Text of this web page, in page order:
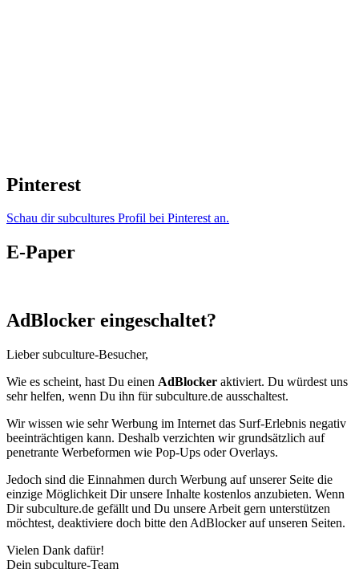
Pinterest
Schau dir subcultures Profil bei Pinterest an.
E-Paper
AdBlocker eingeschaltet?
Lieber subculture-Besucher,
Wie es scheint, hast Du einen AdBlocker aktiviert. Du würdest uns
sehr helfen, wenn Du ihn für subculture.de ausschaltest.
Wir wissen wie sehr Werbung im Internet das Surf-Erlebnis negativ
beeinträchtigen kann. Deshalb verzichten wir grundsätzlich auf
penetrante Werbeformen wie Pop-Ups oder Overlays.
Jedoch sind die Einnahmen durch Werbung auf unserer Seite die
einzige Möglichkeit Dir unsere Inhalte kostenlos anzubieten. Wenn
Dir subculture.de gefällt und Du unsere Arbeit gern unterstützen
möchtest, deaktiviere doch bitte den AdBlocker auf unseren Seiten.
Vielen Dank dafür!
Dein subculture-Team